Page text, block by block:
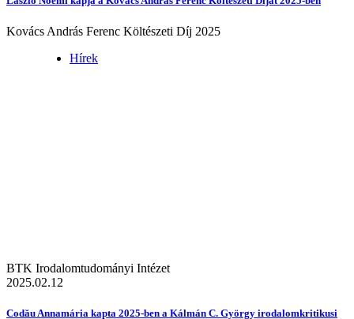
Kovács András Ferenc Költészeti Díj 2025
Hírek
BTK Irodalomtudományi Intézet
2025.02.12
Codău Annamária kapta 2025-ben a Kálmán C. György irodalomkritikusi